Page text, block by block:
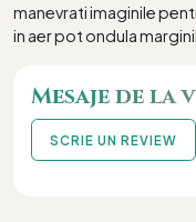
manevrati imaginile
in aer pot ondula
Mesaje de la
SCRIE UN REVIEW